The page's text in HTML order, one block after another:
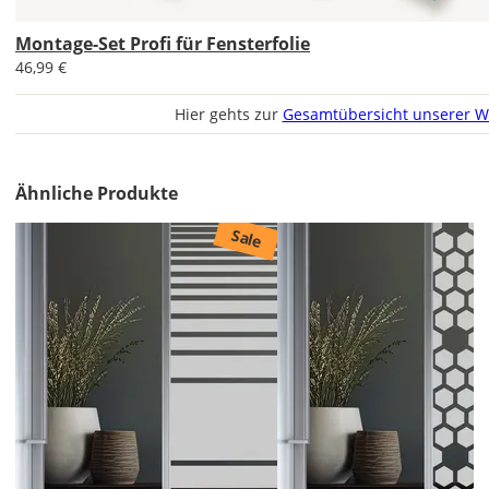
&
Versandkosten?
Economy
Deutschland
EU
CH
Montage-Set Profi für Fensterfolie
46,99 €
Hier gehts zur Gesamtübersicht unserer
Ähnliche Produkte
Sale